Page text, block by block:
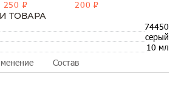
250 ₽
200 ₽
ТОВАРА
74450
серый
10 мл
Состав